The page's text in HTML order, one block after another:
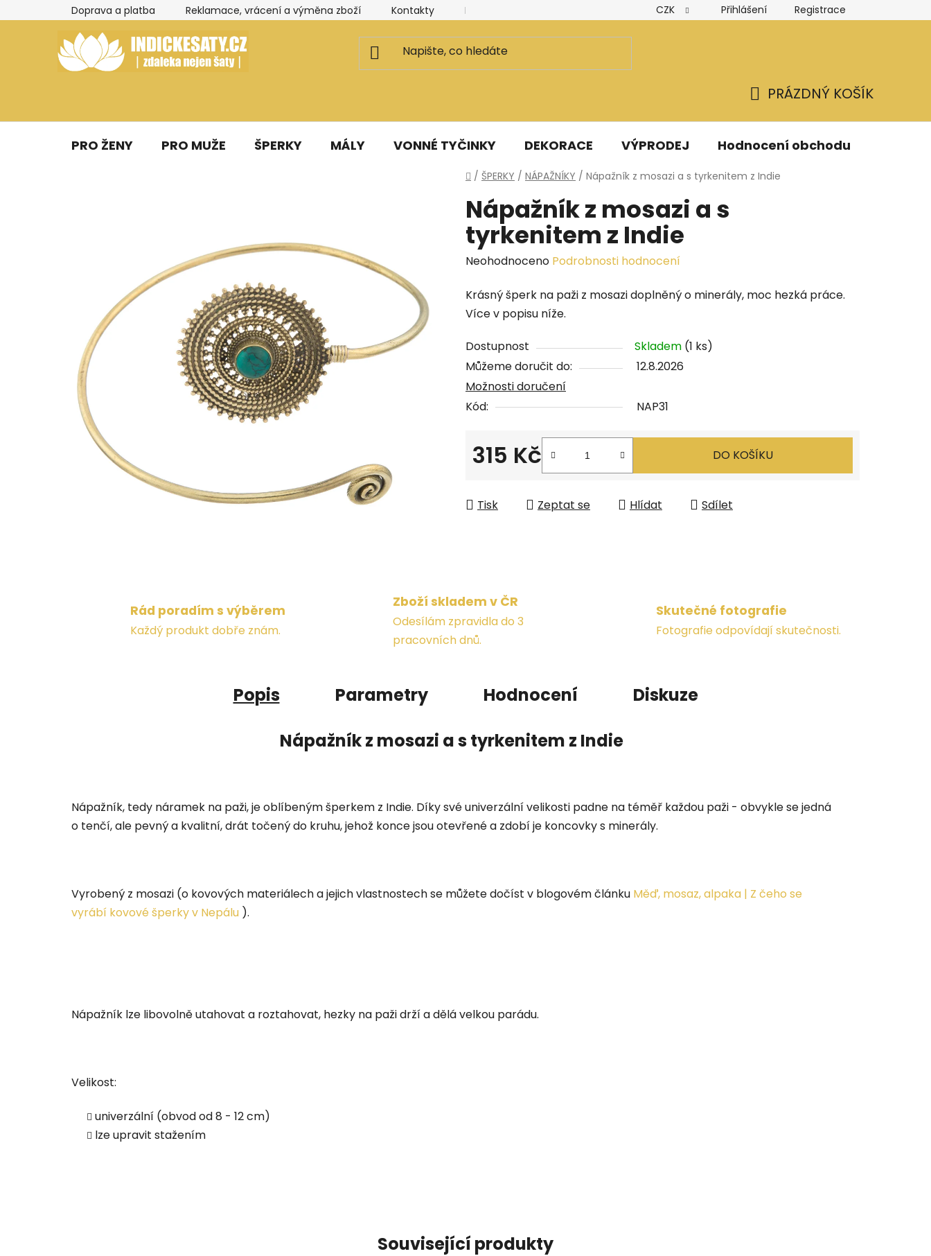
na
Doprava a platba Reklamace, vrácení a výměna zboží Kontakty Kancelář a ateliér Hodnocení obchodu Obchodní podmínky
CZK Přihlášení Registrace
KOŠÍK
PRÁZDNÝ KOŠÍK
PRO ŽENY PRO MUŽE ŠPERKY MÁLY VONNÉ TYČINKY DEKORACE VÝPRODEJ Hodnocení obchodu
Domů
/ ŠPERKY / NÁPAŽNÍKY / Nápažník z mosazi a s tyrkenitem z Indie
Nápažník z mosazi a s
tyrkenitem z Indie
Průměrné
produktu
je
z
5
hvězdiček.
Neohodnoceno Podrobnosti hodnocení
Krásný šperk na paži z mosazi doplněný o minerály, moc hezká práce.
Více v popisu níže.
Dostupnost Skladem (1 ks)
Můžeme doručit do:
12.8.2026
Možnosti doručení
Kód:
NAP31
315 Kč DO KOŠÍKU
Tisk Zeptat se Hlídat Sdílet
Rád poradím s výběrem
Každý produkt dobře znám.
Zboží skladem v ČR
Odesílám zpravidla do 3
pracovních dnů.
Skutečné fotografie
Fotografie odpovídají skutečnosti.
Popis Parametry Hodnocení
Diskuze
Nápažník z mosazi a s tyrkenitem z Indie
Nápažník, tedy náramek na paži, je oblíbeným šperkem z Indie. Díky své univerzální velikosti padne na téměř každou paži - obvykle se jedná
o tenčí, ale pevný a kvalitní, drát točený do kruhu, jehož konce jsou otevřené a zdobí je koncovky s minerály.
Vyrobený z mosazi (o kovových materiálech a jejich vlastnostech se můžete dočíst v blogovém článku Měď, mosaz, alpaka | Z čeho se
vyrábí kovové šperky v Nepálu ).
Nápažník lze libovolně utahovat a roztahovat, hezky na paži drží a dělá velkou parádu.
Velikost:
univerzální (obvod od 8 - 12 cm)
lze upravit stažením
Související produkty